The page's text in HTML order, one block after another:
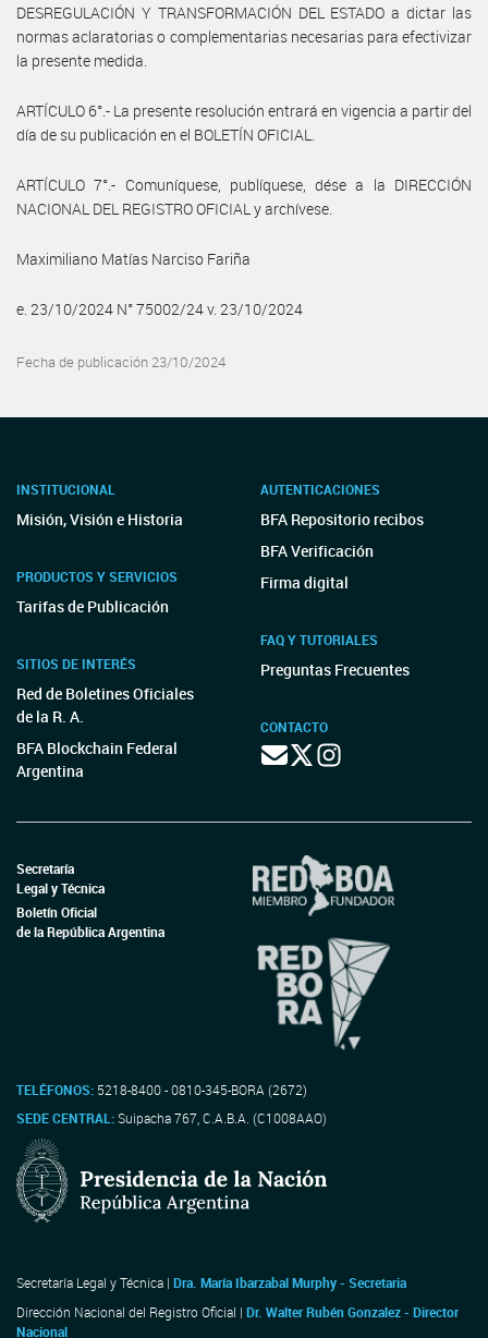
DESREGULACIÓN Y TRANSFORMACIÓN DEL ESTADO a dictar las
normas aclaratorias o complementarias necesarias para efectivizar
la presente medida.
ARTÍCULO 6°.- La presente resolución entrará en vigencia a partir del
día de su publicación en el BOLETÍN OFICIAL.
ARTÍCULO 7°.- Comuníquese, publíquese, dése a la DIRECCIÓN
NACIONAL DEL REGISTRO OFICIAL y archívese.
Maximiliano Matías Narciso Fariña
e. 23/10/2024 N° 75002/24 v. 23/10/2024
Fecha de publicación 23/10/2024
INSTITUCIONAL
Misión, Visión e Historia
PRODUCTOS Y SERVICIOS
Tarifas de Publicación
SITIOS DE INTERÉS
Red de Boletines Oficiales
de la R. A.
BFA Blockchain Federal
Argentina
AUTENTICACIONES
BFA Repositorio recibos
BFA Verificación
Firma digital
FAQ Y TUTORIALES
Preguntas Frecuentes
CONTACTO
Secretaría
Legal y Técnica
Boletín Oficial
de la República Argentina
TELÉFONOS: 5218-8400 - 0810-345-BORA (2672)
SEDE CENTRAL:Suipacha 767, C.A.B.A. (C1008AAO)
Secretaría Legal y Técnica | Dra. María Ibarzabal Murphy - Secretaria
Dirección Nacional del Registro Oficial | Dr. Walter Rubén Gonzalez - Director
Nacional